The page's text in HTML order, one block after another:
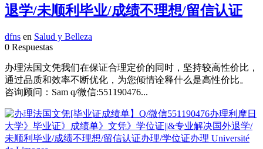
退学/未顺利毕业/成绩不理想/留信认证
dfns en Salud y Belleza
0 Respuestas
办理法国文凭我们在保证合理定价的同时，坚持较高性价比，
通过品质和效率不断优化，为您倾情诠释什么是高性价比。
咨询顾问：Sam q/微信:551190476...